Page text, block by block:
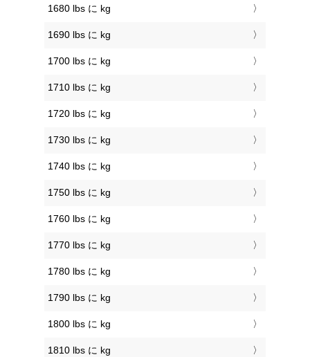
1680 lbs に kg
1690 lbs に kg
1700 lbs に kg
1710 lbs に kg
1720 lbs に kg
1730 lbs に kg
1740 lbs に kg
1750 lbs に kg
1760 lbs に kg
1770 lbs に kg
1780 lbs に kg
1790 lbs に kg
1800 lbs に kg
1810 lbs に kg